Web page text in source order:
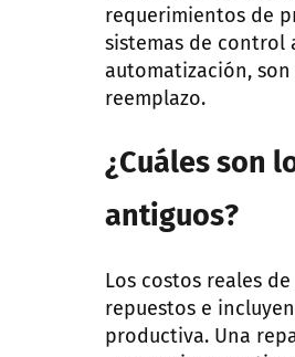
requerimientos de
sistemas de control
automatización,
reemplazo.
¿Cuáles son
antiguos?
Los costos reales
repuestos e
productiva. Una